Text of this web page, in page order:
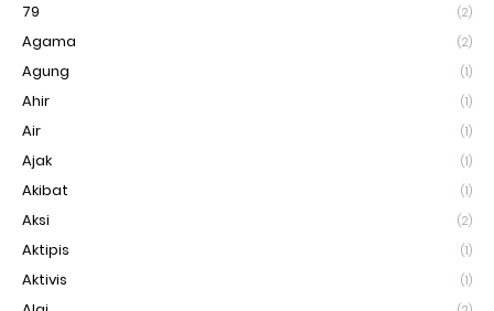
79 (2)
Agama (2)
Agung (1)
Ahir (1)
Air (1)
Ajak (1)
Akibat (1)
Aksi (2)
Aktipis (1)
Aktivis (1)